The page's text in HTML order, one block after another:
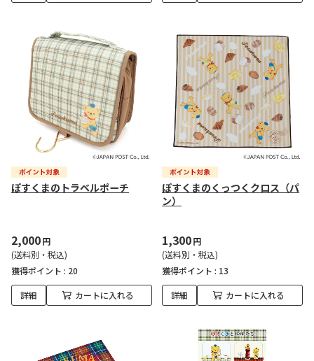
ぽすくまのトラベルポーチ
2,000円
(送料別・税込)
獲得ポイント : 20
詳細 カートに入れる
ぽすくまのくっつくクロス（パ
ン）
1,300円
(送料別・税込)
獲得ポイント : 13
詳細 カートに入れる